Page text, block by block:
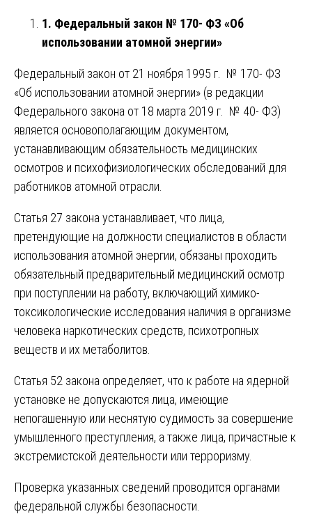
1. Федеральный закон № 170- ФЗ «Об
использовании атомной энергии»
Федеральный закон от 21 ноября 1995 г. № 170- ФЗ
«Об использовании атомной энергии» (в редакции
Федерального закона от 18 марта 2019 г. № 40- ФЗ)
является основополагающим документом,
устанавливающим обязательность медицинских
осмотров и психофизиологических обследований для
работников атомной отрасли.
Статья 27 закона устанавливает, что лица,
претендующие на должности специалистов в области
использования атомной энергии, обязаны проходить
обязательный предварительный медицинский осмотр
при поступлении на работу, включающий химико-
токсикологические исследования наличия в организме
человека наркотических средств, психотропных
веществ и их метаболитов.
Статья 52 закона определяет, что к работе на ядерной
установке не допускаются лица, имеющие
непогашенную или неснятую судимость за совершение
умышленного преступления, а также лица, причастные к
экстремистской деятельности или терроризму.
Проверка указанных сведений проводится органами
федеральной службы безопасности.